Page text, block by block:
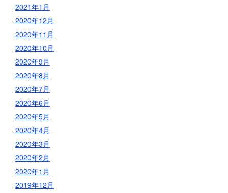
2021年1月
2020年12月
2020年11月
2020年10月
2020年9月
2020年8月
2020年7月
2020年6月
2020年5月
2020年4月
2020年3月
2020年2月
2020年1月
2019年12月